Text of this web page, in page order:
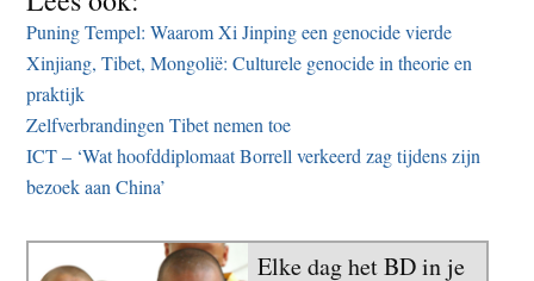
Puning Tempel: Waarom Xi Jinping een genocide vierde
Xinjiang, Tibet, Mongolië: Culturele genocide in theorie en
praktijk
Zelfverbrandingen Tibet nemen toe
ICT – ‘Wat hoofddiplomaat Borrell verkeerd zag tijdens zijn
bezoek aan China’
Elke dag het BD in je